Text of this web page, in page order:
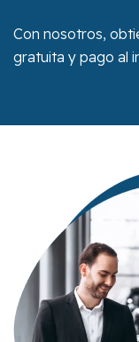
Con nosotros,
gratuita y pago al